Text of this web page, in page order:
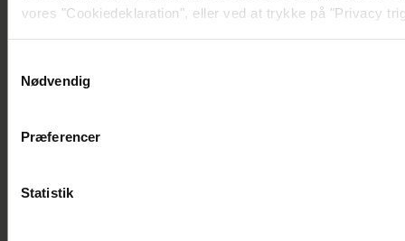
vores "Cookiedeklaration", eller ved at trykke på "Privacy
Vi anvender egne cookies og cookies fra tredjeparter til at
generere statistik og huske dine præferencer samt til brug
Nødvendig
Præferencer
Statistik
Szhirley fortæller om skelsættende
oplevelse: Blev splittet fra sin far